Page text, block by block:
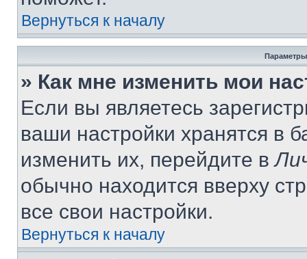
Вернуться к началу
Параметры
» Как мне изменить мои
Если вы являетесь
ваши настройки хранятся в
изменить их, перейдите в
обычно находится вверху
все свои настройки.
Вернуться к началу